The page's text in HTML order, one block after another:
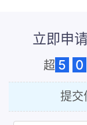
立即申
超 5 0
提交